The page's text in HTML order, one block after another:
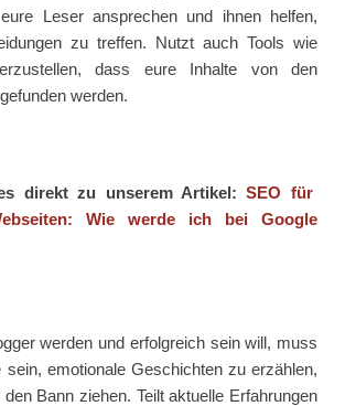
Leser ansprechen und ihnen helfen,
zu treffen. Nutzt auch Tools wie
dass eure Inhalte von den
werden.
es direkt zu unserem Artikel:SEO für
Wie werde ich bei Google
werden und erfolgreich sein will, muss
sein, emotionale Geschichten zu erzählen,
Bann ziehen. Teilt aktuelle Erfahrungen